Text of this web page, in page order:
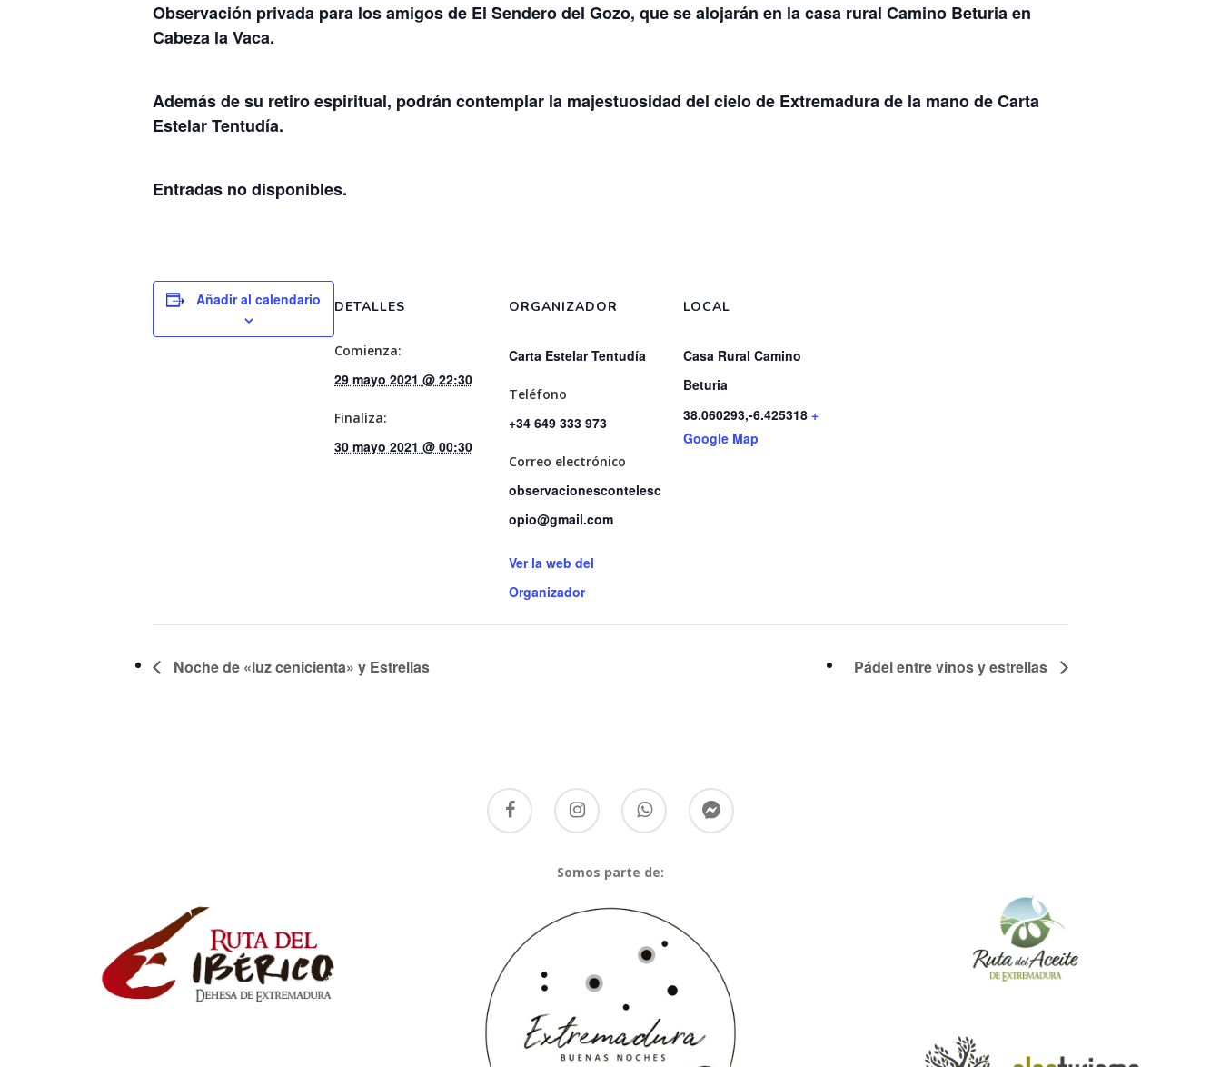
Observación privada para los amigos de El Sendero del Gozo, que se alojarán en la casa rural Camino Beturia en
Cabeza la Vaca.
Además de su retiro espiritual, podrán contemplar la majestuosidad del cielo de Extremadura de la mano de Carta
Estelar Tentudía.
Entradas no disponibles.
Añadir al calendario DETALLES
Comienza:
29 mayo 2021 @ 22:30
Finaliza:
30 mayo 2021 @ 00:30
ORGANIZADOR
Carta Estelar Tentudía
Teléfono
+34 649 333 973
Correo electrónico
observacionescontelesc
opio@gmail.com
Ver la web del
Organizador
LOCAL
Casa Rural Camino
Beturia
38.060293,-6.425318 +
Google Map
Noche de «luz cenicienta» y Estrellas Pádel entre vinos y estrellas
Somos parte de: